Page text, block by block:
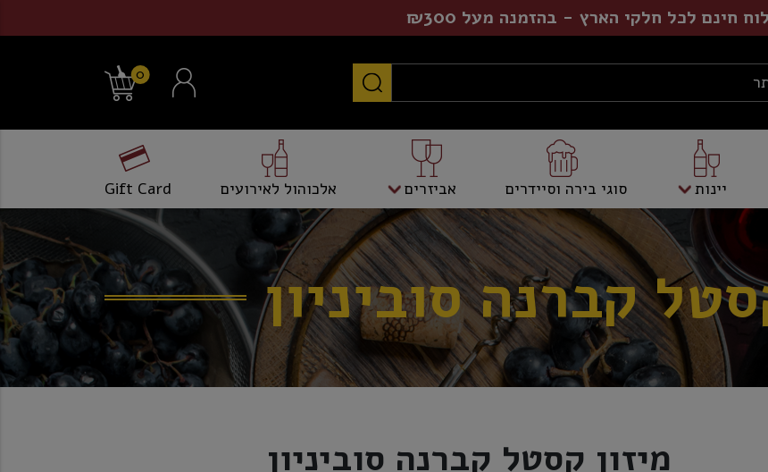
חינם לכל חלקי הארץ - בהזמנה מעל ₪300
0
יינות סוגי בירה וסיידרים אביזרים אלכוהול לאירועים Gift Card
קברנה סוביניון
מיזון קסטל קברנה סוביניון